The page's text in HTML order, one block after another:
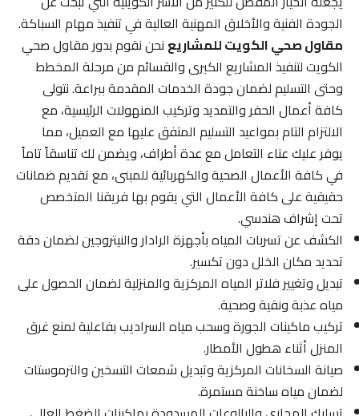
الجودة الفنية والأخلاق المهنية العالية في تنفيذ مهام السباكة.
مقاول صحي الكويت للمشاريعنحن نقوم بدور مقاول صحي
الكويت لتنفيذ المشاريع الكبرى والقسائم من مرحلة المخطط
وحتى التسليم لضمان جودة الخدمات المقدمة ببراعة. نتولى
كافة أعمال الحفر والتمديد وتركيب المنهولات الرئيسية، مع
الالتزام التام بمواعيد التسليم المتفق عليها مع العميل، مما
يوفر عليك عناء التعامل مع عدة أطراف، ويضمن لك تناسقاً تاماً
في كافة الأعمال الصحية والكهربائية للمبنى، مع تقديم ضمانات
حقيقية على كافة الأعمال التي يقوم بها فريقنا المتخصص
تحت إشراف هندسي.
الكشف عن تسربات المياه بأجهزة الرادار والنيتروجين لضمان دقة
تحديد مكان الخلل دون تكسير.
تبديل وتغيير فلاتر المياه المركزية والمنزلية لضمان الحصول على
مياه عذبة ونقية وصحية.
تركيب ماكينات الجورة وسحب مياه السراديب بفاعلية لمنع غرق
المنزل أثناء هطول الأمطار.
صيانة السخانات المركزية وتبديل شمعات التسخين والترموستات
لضمان مياه ساخنة مستمرة.